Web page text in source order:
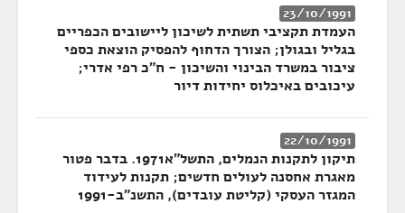
23/10/1991
העמדת תקציבי תשתית לשיכון ליישובים הכפריים
בגליל ובגולן; הצורך הדחוף להפסיק הוצאת כספי
ציבור במשרד הבינוי והשיכון - ח"כ רפי אדרי;
עיכובים באיכלוס יחידות דיור
22/10/1991
תיקון לתקנות הנמלים, התשל"א1971. בדבר פטור
מאגרת אחסנה לעולים חדשים; תקנות לעידוד
המגזר העסקי (קליטת עובדים), התשנ"ב-1991